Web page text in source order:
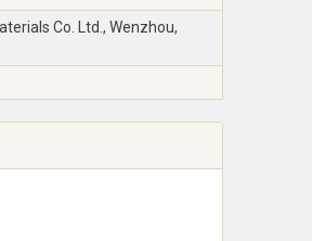
Co. Ltd., Wenzhou,